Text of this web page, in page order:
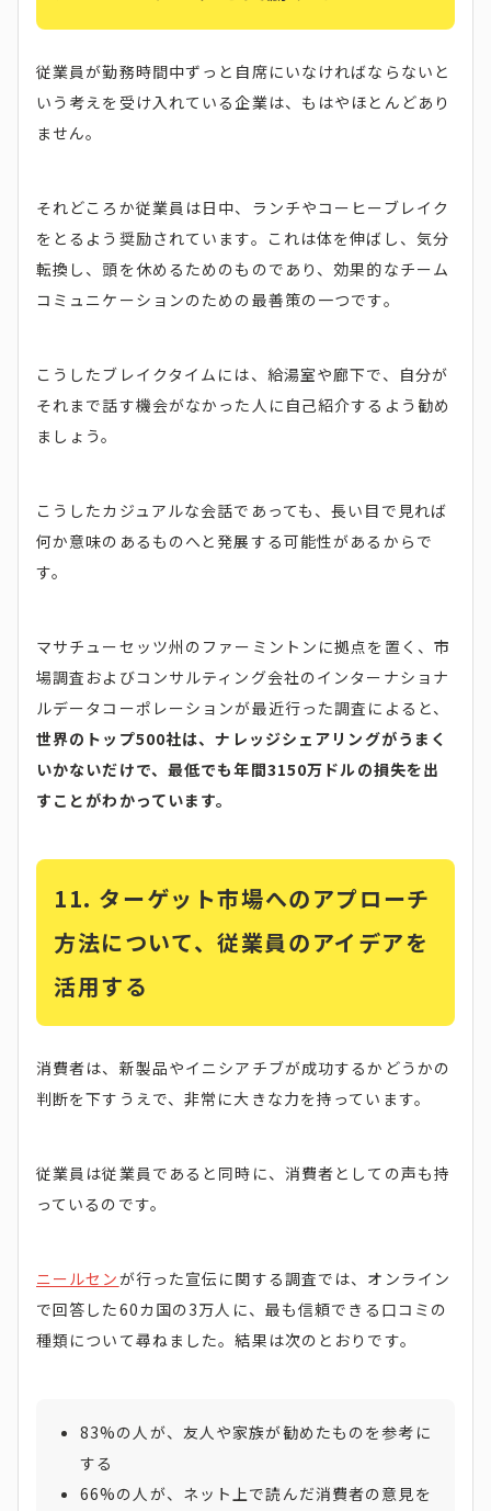
従業員が勤務時間中ずっと自席にいなければならないと
いう考えを受け入れている企業は、もはやほとんどあり
ません。
それどころか従業員は日中、ランチやコーヒーブレイク
をとるよう奨励されています。これは体を伸ばし、気分
転換し、頭を休めるためのものであり、効果的なチーム
コミュニケーションのための最善策の一つです。
こうしたブレイクタイムには、給湯室や廊下で、自分が
それまで話す機会がなかった人に自己紹介するよう勧め
ましょう。
こうしたカジュアルな会話であっても、長い目で見れば
何か意味のあるものへと発展する可能性があるからで
す。
マサチューセッツ州のファーミントンに拠点を置く、市
場調査およびコンサルティング会社のインターナショナ
ルデータコーポレーションが最近行った調査によると、
世界のトップ500社は、ナレッジシェアリングがうまく
いかないだけで、最低でも年間3150万ドルの損失を出
すことがわかっています。
11. ターゲット市場へのアプローチ
方法について、従業員のアイデアを
活用する
消費者は、新製品やイニシアチブが成功するかどうかの
判断を下すうえで、非常に大きな力を持っています。
従業員は従業員であると同時に、消費者としての声も持
っているのです。
ニールセンが行った宣伝に関する調査では、オンライン
で回答した60カ国の3万人に、最も信頼できる口コミの
種類について尋ねました。結果は次のとおりです。
83%の人が、友人や家族が勧めたものを参考に
する
66%の人が、ネット上で読んだ消費者の意見を